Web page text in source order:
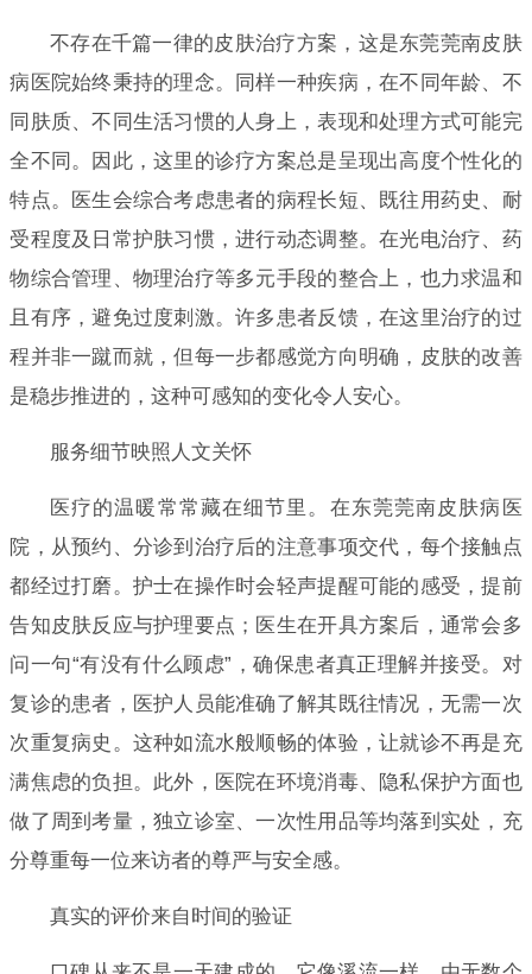
不存在千篇一律的皮肤治疗方案，这是东莞莞南皮肤
病医院始终秉持的理念。同样一种疾病，在不同年龄、不
同肤质、不同生活习惯的人身上，表现和处理方式可能完
全不同。因此，这里的诊疗方案总是呈现出高度个性化的
特点。医生会综合考虑患者的病程长短、既往用药史、耐
受程度及日常护肤习惯，进行动态调整。在光电治疗、药
物综合管理、物理治疗等多元手段的整合上，也力求温和
且有序，避免过度刺激。许多患者反馈，在这里治疗的过
程并非一蹴而就，但每一步都感觉方向明确，皮肤的改善
是稳步推进的，这种可感知的变化令人安心。
服务细节映照人文关怀
医疗的温暖常常藏在细节里。在东莞莞南皮肤病医
院，从预约、分诊到治疗后的注意事项交代，每个接触点
都经过打磨。护士在操作时会轻声提醒可能的感受，提前
告知皮肤反应与护理要点；医生在开具方案后，通常会多
问一句“有没有什么顾虑”，确保患者真正理解并接受。对
复诊的患者，医护人员能准确了解其既往情况，无需一次
次重复病史。这种如流水般顺畅的体验，让就诊不再是充
满焦虑的负担。此外，医院在环境消毒、隐私保护方面也
做了周到考量，独立诊室、一次性用品等均落到实处，充
分尊重每一位来访者的尊严与安全感。
真实的评价来自时间的验证